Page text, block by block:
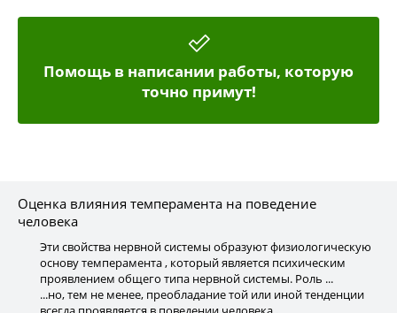
Помощь в написании работы, которую
точно примут!
Оценка влияния темперамента на поведение
человека
Эти свойства нервной системы образуют физиологическую
основу темперамента , который является психическим
проявлением общего типа нервной системы. Роль ...
...но, тем не менее, преобладание той или иной тенденции